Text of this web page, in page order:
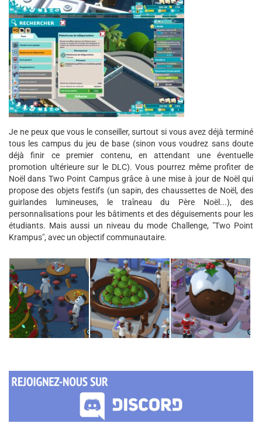
Je ne peux que vous le conseiller, surtout si vous avez déjà terminé
tous les campus du jeu de base (sinon vous voudrez sans doute
déjà finir ce premier contenu, en attendant une éventuelle
promotion ultérieure sur le DLC). Vous pourrez même profiter de
Noël dans Two Point Campus grâce à une mise à jour de Noël qui
propose des objets festifs (un sapin, des chaussettes de Noël, des
guirlandes lumineuses, le traîneau du Père Noël...), des
personnalisations pour les bâtiments et des déguisements pour les
étudiants. Mais aussi un niveau du mode Challenge, "Two Point
Krampus", avec un objectif communautaire.